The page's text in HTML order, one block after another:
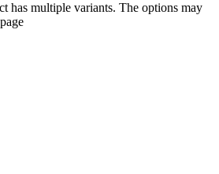
has multiple variants. The options may